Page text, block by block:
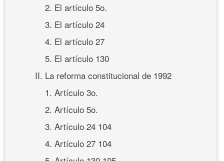
2. El artículo 5o.
3. El artículo 24
4. El artículo 27
5. El artículo 130
II. La reforma constitucional de 1992
1. Artículo 3o.
2. Artículo 5o.
3. Artículo 24 104
4. Artículo 27 104